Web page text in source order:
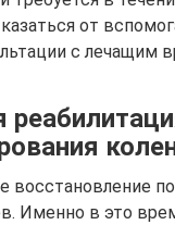
от
с лечащим
Именно в это